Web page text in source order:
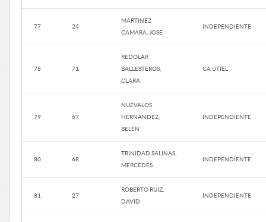
77 24
MARTINEZ
CAMARA, JOSE
INDEPENDIENTE
78 71
REDOLAR
BALLESTEROS,
CLARA
CA UTIEL
79 67
NUÉVALOS
HERNÁNDEZ,
BELÉN
INDEPENDIENTE
80 68
TRINIDAD SALINAS,
MERCEDES
INDEPENDIENTE
81 27
ROBERTO RUIZ,
DAVID
INDEPENDIENTE